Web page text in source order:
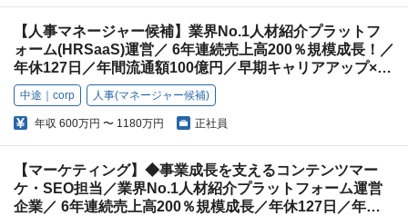
【人事マネージャー候補】業界No.1人材紹介プラットフ
ォーム(HRSaaS)運営／ 6年連続売上高200％規模成長！／
年休127日／年間流通額100億円／早期キャリアアップ×本
質的価値提供
中途｜corp 人事(マネージャー候補)
年収 600万円 〜 1180万円 正社員
【マーケティング】◆事業成長を支えるコンテンツマー
ケ・SEO担当／業界No.1人材紹介プラットフォーム運営
企業／ 6年連続売上高200％規模成長／年休127日／年間